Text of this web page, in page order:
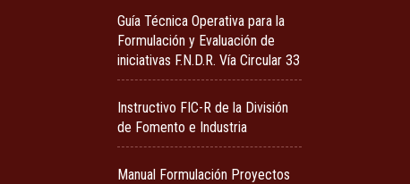
Guía Técnica Operativa para la
Formulación y Evaluación de
iniciativas F.N.D.R. Vía Circular 33
Instructivo FIC-R de la División
de Fomento e Industria
Manual Formulación Proyectos